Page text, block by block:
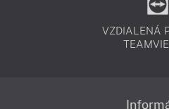
VZDIALENÁ